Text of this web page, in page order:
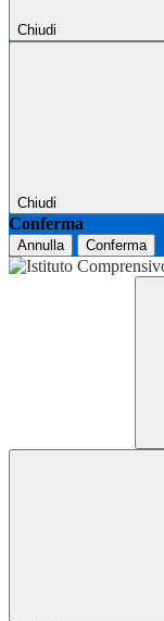
Chiudi
Chiudi
Conferma
Annulla Conferma